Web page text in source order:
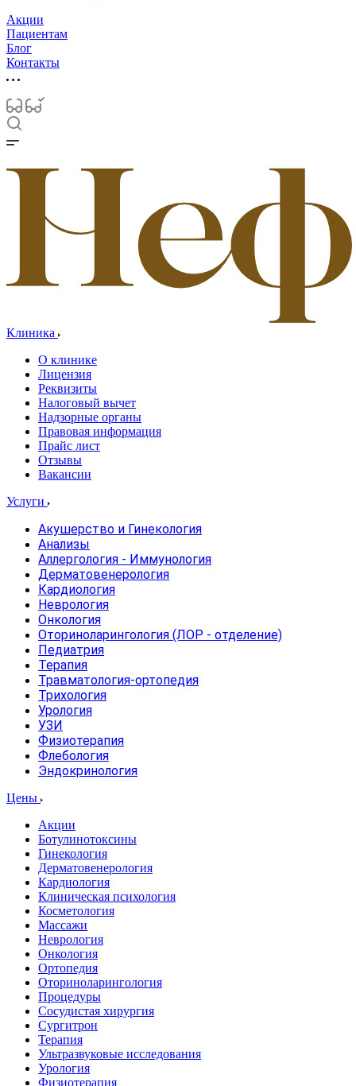
Акции
Пациентам
Блог
Контакты
Клиника
О клинике
Лицензия
Реквизиты
Налоговый вычет
Надзорные органы
Правовая информация
Прайс лист
Отзывы
Вакансии
Услуги
Акушерство и Гинекология
Анализы
Аллергология - Иммунология
Дерматовенерология
Кардиология
Неврология
Онкология
Оториноларингология (ЛОР - отделение)
Педиатрия
Терапия
Травматология-ортопедия
Трихология
Урология
УЗИ
Физиотерапия
Флебология
Эндокринология
Цены
Акции
Ботулинотоксины
Гинекология
Дерматовенерология
Кардиология
Клиническая психология
Косметология
Массажи
Неврология
Онкология
Ортопедия
Оториноларингология
Процедуры
Сосудистая хирургия
Сургитрон
Терапия
Ультразвуковые исследования
Урология
Физиотерапия